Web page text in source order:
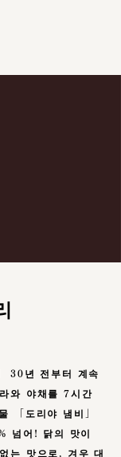
30년 전부터 계속
와 야채를 7시간
「도리야 냄비」
넘어! 닭의 맛이
는 맛으로, 겨우 대